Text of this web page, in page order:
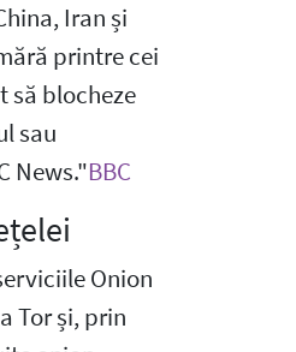
Iran și
printre cei
să blocheze
sau
News."BBC
Onion
Tor și, prin